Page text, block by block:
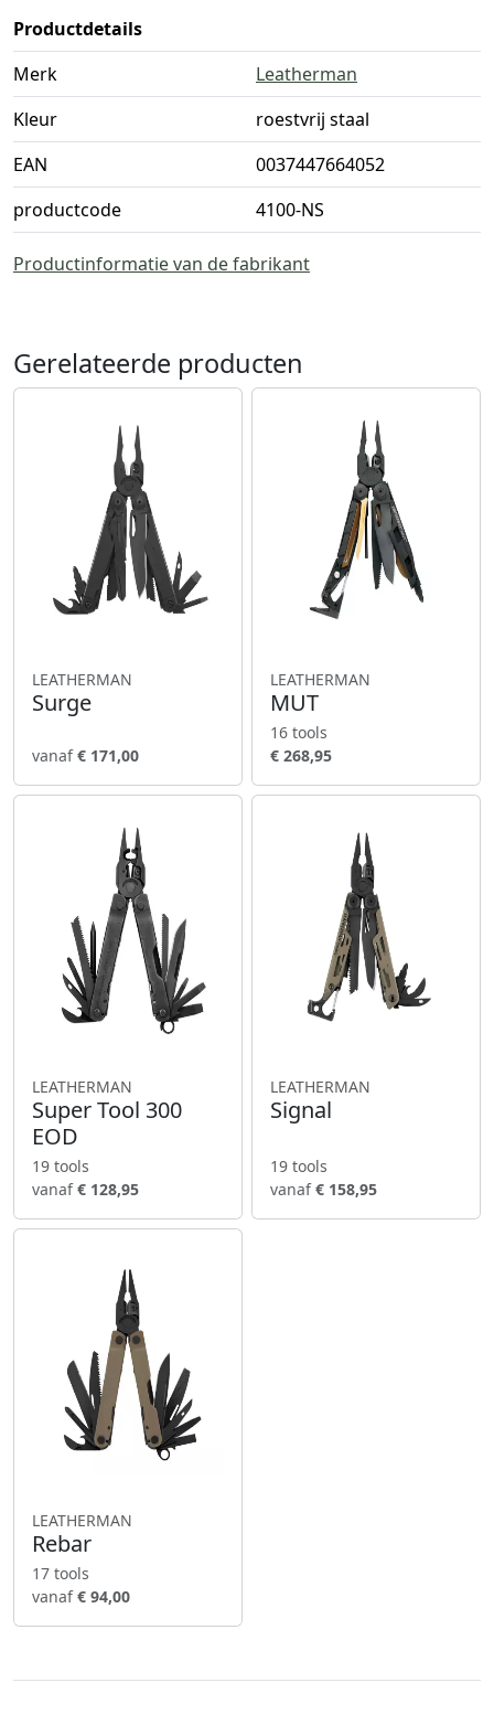
Productdetails
Merk
Leatherman
Kleur
roestvrij staal
EAN
0037447664052
productcode
4100-NS
Productinformatie van de fabrikant
Gerelateerde producten
LEATHERMAN
Surge
vanaf€ 171,00
LEATHERMAN
MUT
16 tools
€ 268,95
LEATHERMAN
Super Tool 300
EOD
19 tools
vanaf€ 128,95
LEATHERMAN
Signal
19 tools
vanaf€ 158,95
LEATHERMAN
Rebar
17 tools
vanaf€ 94,00